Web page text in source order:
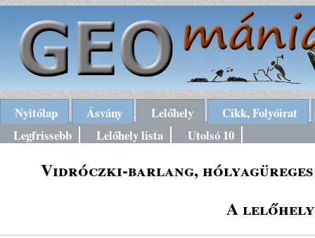
Nyitólap Ásvány Lelőhely
Cikk, Folyóirat
Legfrissebb
Lelőhely lista Utolsó 10
Vidróczki-barlang,
A lelőhely